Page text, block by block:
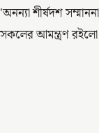
'অনন্যা শীর্ষদশ
সকলের আমন্ত্রণ